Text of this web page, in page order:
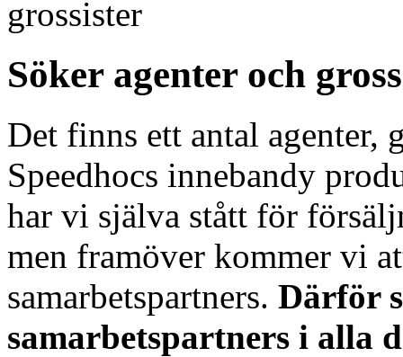
Söker agenter och
Det finns ett antal agenter,
Speedhocs innebandy
har vi själva stått för
men framöver kommer vi
samarbetspartners. Därför
samarbetspartners i alla